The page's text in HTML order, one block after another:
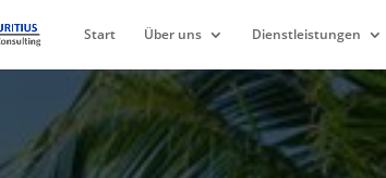
Start Über uns Dienstleistungen